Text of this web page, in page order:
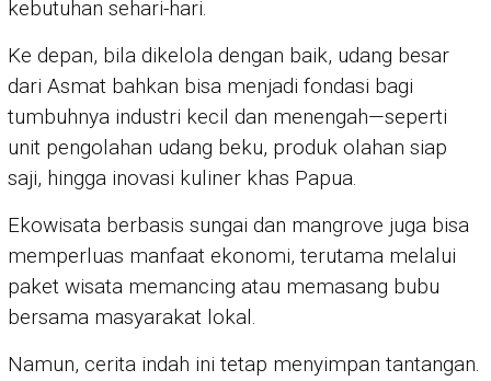
kebutuhan sehari-hari.
Ke depan, bila dikelola dengan baik, udang besar
dari Asmat bahkan bisa menjadi fondasi bagi
tumbuhnya industri kecil dan menengah—seperti
unit pengolahan udang beku, produk olahan siap
saji, hingga inovasi kuliner khas Papua.
Ekowisata berbasis sungai dan mangrove juga bisa
memperluas manfaat ekonomi, terutama melalui
paket wisata memancing atau memasang bubu
bersama masyarakat lokal.
Namun, cerita indah ini tetap menyimpan tantangan.